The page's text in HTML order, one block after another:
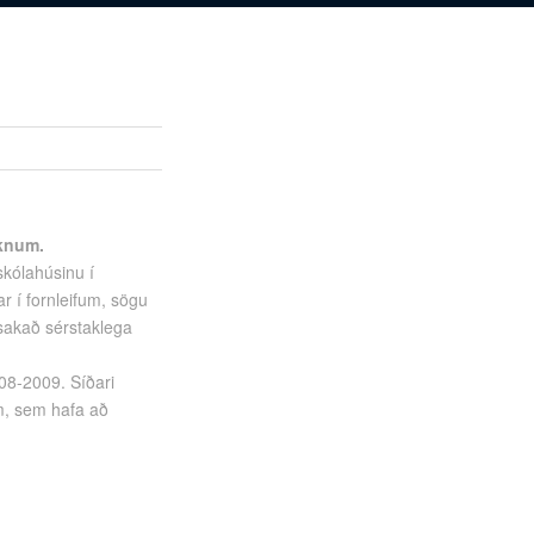
í
í fornleifum, sögu
sérstaklega
2009. Síðari
sem hafa að